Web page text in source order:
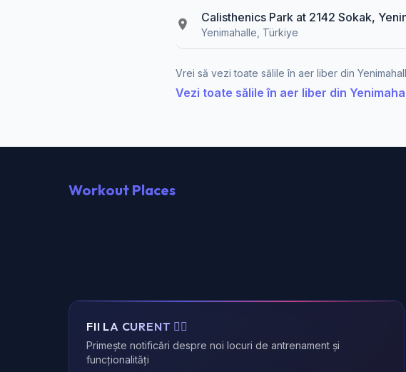
Calisthenics Park at 2142 Sokak,
Yenimahalle, Türkiye
Vrei să vezi toate sălile în aer liber din
Vezi toate sălile în aer liber din
Workout Places
FII LA CURENT 🏃‍♂️
Primește notificări despre noi locuri de antrenament și
funcționalități